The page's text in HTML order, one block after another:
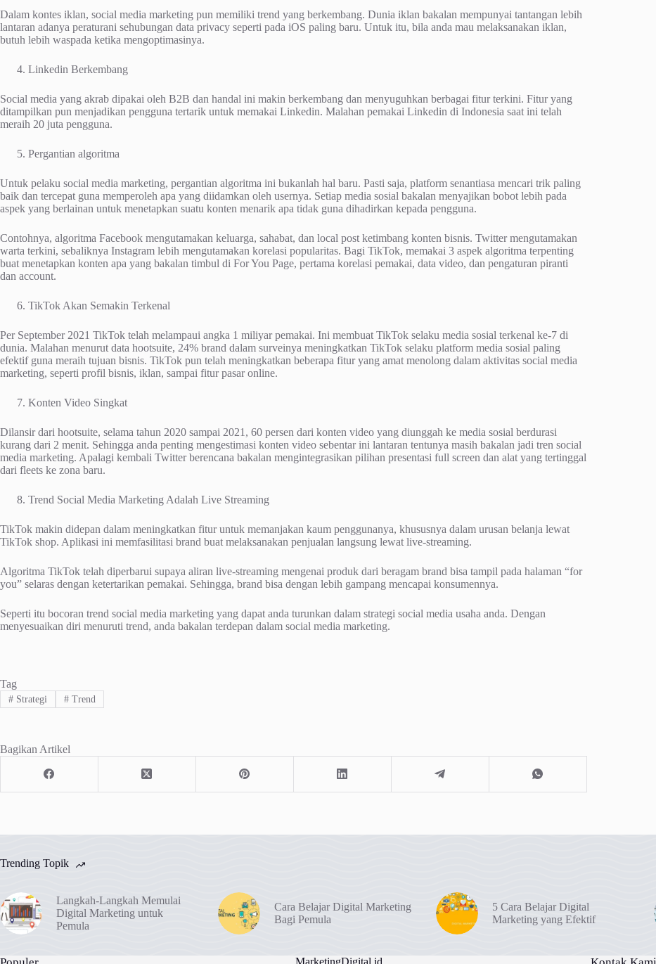
Dalam kontes iklan, social media marketing pun memiliki trend yang berkembang. Dunia iklan bakalan mempunyai tantangan lebih
lantaran adanya peraturani sehubungan data privacy seperti pada iOS paling baru. Untuk itu, bila anda mau melaksanakan iklan,
butuh lebih waspada ketika mengoptimasinya.
Linkedin Berkembang
Social media yang akrab dipakai oleh B2B dan handal ini makin berkembang dan menyuguhkan berbagai fitur terkini. Fitur yang
ditampilkan pun menjadikan pengguna tertarik untuk memakai Linkedin. Malahan pemakai Linkedin di Indonesia saat ini telah
meraih 20 juta pengguna.
Pergantian algoritma
Untuk pelaku social media marketing, pergantian algoritma ini bukanlah hal baru. Pasti saja, platform senantiasa mencari trik paling
baik dan tercepat guna memperoleh apa yang diidamkan oleh usernya. Setiap media sosial bakalan menyajikan bobot lebih pada
aspek yang berlainan untuk menetapkan suatu konten menarik apa tidak guna dihadirkan kepada pengguna.
Contohnya, algoritma Facebook mengutamakan keluarga, sahabat, dan local post ketimbang konten bisnis. Twitter mengutamakan
warta terkini, sebaliknya Instagram lebih mengutamakan korelasi popularitas. Bagi TikTok, memakai 3 aspek algoritma terpenting
buat menetapkan konten apa yang bakalan timbul di For You Page, pertama korelasi pemakai, data video, dan pengaturan piranti
dan account.
TikTok Akan Semakin Terkenal
Per September 2021 TikTok telah melampaui angka 1 miliyar pemakai. Ini membuat TikTok selaku media sosial terkenal ke-7 di
dunia. Malahan menurut data hootsuite, 24% brand dalam surveinya meningkatkan TikTok selaku platform media sosial paling
efektif guna meraih tujuan bisnis. TikTok pun telah meningkatkan beberapa fitur yang amat menolong dalam aktivitas social media
marketing, seperti profil bisnis, iklan, sampai fitur pasar online.
Konten Video Singkat
Dilansir dari hootsuite, selama tahun 2020 sampai 2021, 60 persen dari konten video yang diunggah ke media sosial berdurasi
kurang dari 2 menit. Sehingga anda penting mengestimasi konten video sebentar ini lantaran tentunya masih bakalan jadi tren social
media marketing. Apalagi kembali Twitter berencana bakalan mengintegrasikan pilihan presentasi full screen dan alat yang tertinggal
dari fleets ke zona baru.
Trend Social Media Marketing Adalah Live Streaming
TikTok makin didepan dalam meningkatkan fitur untuk memanjakan kaum penggunanya, khususnya dalam urusan belanja lewat
TikTok shop. Aplikasi ini memfasilitasi brand buat melaksanakan penjualan langsung lewat live-streaming.
Algoritma TikTok telah diperbarui supaya aliran live-streaming mengenai produk dari beragam brand bisa tampil pada halaman “for
you” selaras dengan ketertarikan pemakai. Sehingga, brand bisa dengan lebih gampang mencapai konsumennya.
Seperti itu bocoran trend social media marketing yang dapat anda turunkan dalam strategi social media usaha anda. Dengan
menyesuaikan diri menuruti trend, anda bakalan terdepan dalam social media marketing.
Tag
#Strategi #Trend
Bagikan Artikel
Trending Topik
Langkah-Langkah Memulai
Digital Marketing untuk
Pemula
Cara Belajar Digital Marketing
Bagi Pemula
5 Cara Belajar Digital
Marketing yang Efektif
MarketingDigital.id